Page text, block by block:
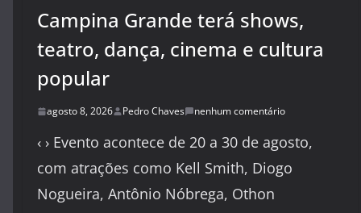
Campina Grande terá shows,
teatro, dança, cinema e cultura
popular
agosto 8, 2026 Pedro Chaves nenhum comentário
‹ › Evento acontece de 20 a 30 de agosto,
com atrações como Kell Smith, Diogo
Nogueira, Antônio Nóbrega, Othon